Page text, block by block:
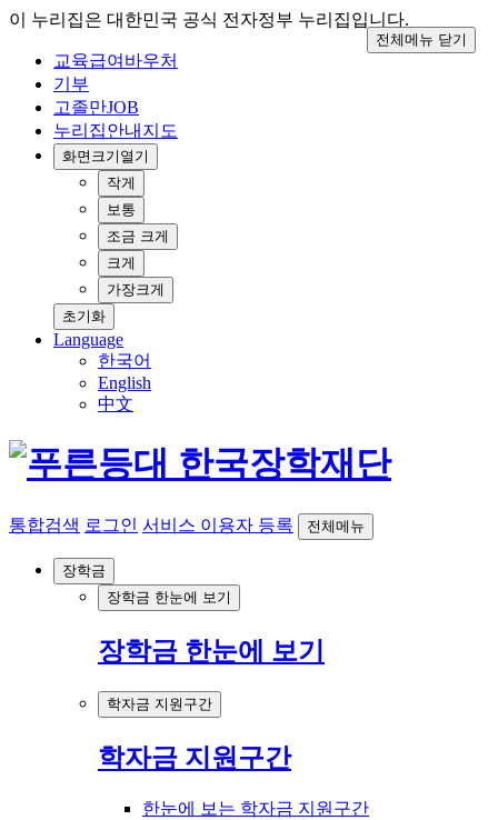
이 누리집은 대한민국 공식 전자정부 누리집입니다.
교육급여바우처
기부
고졸만JOB
누리집안내지도
화면크기 열기
작게
보통
조금 크게
크게
가장크게
초기화
Language
한국어
English
中文
통합검색 로그인 서비스 이용자 등록 전체메뉴
장학금
장학금 한눈에 보기
장학금 한눈에 보기
학자금 지원구간
학자금 지원구간
한눈에 보는 학자금 지원구간
전체메뉴 닫기